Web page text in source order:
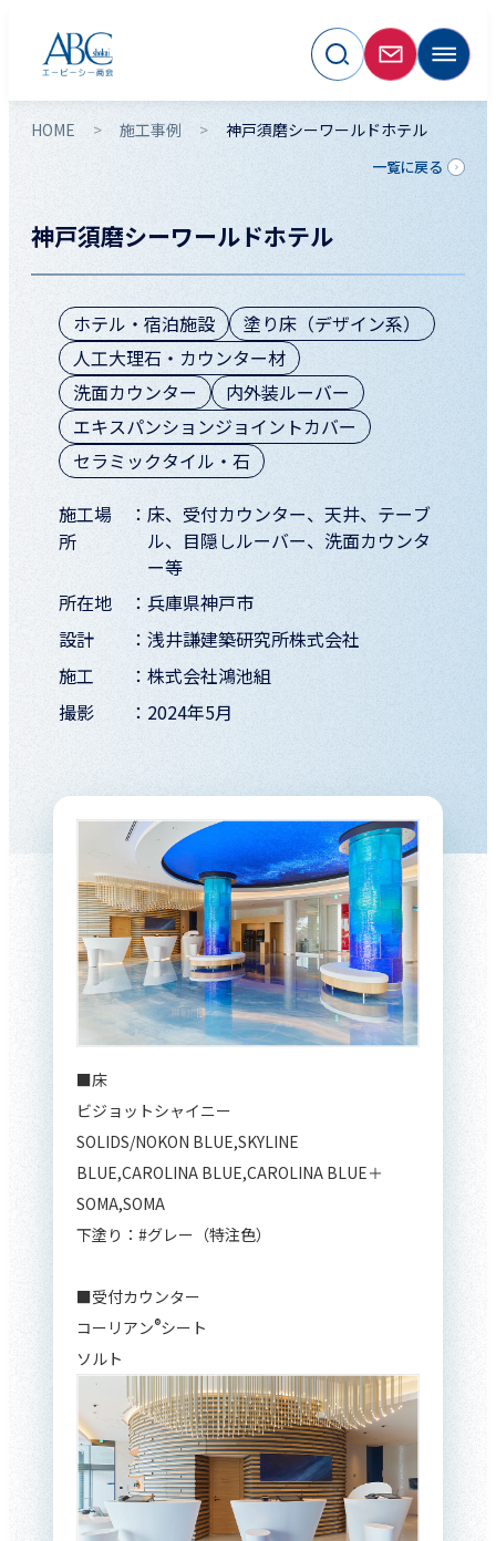
HOME 施工事例 神戸須磨シーワールドホテル
一覧に戻る
神戸須磨シーワールドホテル
ホテル・宿泊施設
塗り床（デザイン系）
人工大理石・カウンター材
洗面カウンター
内外装ルーバー
エキスパンションジョイントカバー
セラミックタイル・石
施工場
所
床、受付カウンター、天井、テーブ
ル、目隠しルーバー、洗面カウンタ
ー等
所在地
兵庫県神戸市
設計
浅井謙建築研究所株式会社
施工
株式会社鴻池組
撮影
2024年5月
■床
ビジョットシャイニー
SOLIDS/NOKON BLUE,SKYLINE
BLUE,CAROLINA BLUE,CAROLINA BLUE＋
SOMA,SOMA
下塗り：#グレー（特注色）
■受付カウンター
コーリアン®シート
ソルト